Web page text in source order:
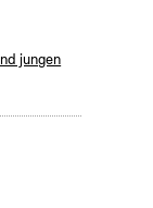
jungen